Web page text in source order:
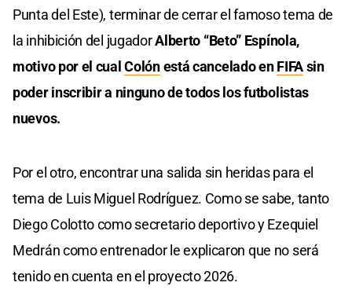
Punta del Este), terminar de cerrar el famoso tema de
la inhibición del jugadorAlberto “Beto” Espínola,
motivo por el cualColónestá cancelado enFIFAsin
poder inscribir a ninguno de todos los futbolistas
nuevos.
Por el otro, encontrar una salida sin heridas para el
tema de Luis Miguel Rodríguez. Como se sabe, tanto
Diego Colotto como secretario deportivo y Ezequiel
Medrán como entrenador le explicaron que no será
tenido en cuenta en el proyecto 2026.